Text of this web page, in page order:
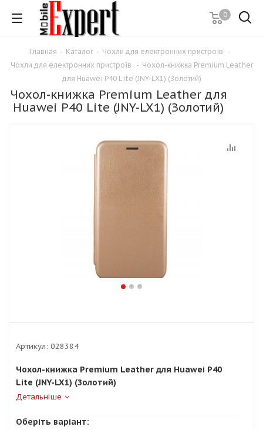
0
Главная - Каталог - Чохли для електронних пристроїв
-
Чохли для електронних пристроїв
- Чохол-книжка Premium Leather
для Huawei P40 Lite (JNY-LX1) (Золотий)
Чохол-книжка Premium Leather для
Huawei P40 Lite (JNY-LX1) (Золотий)
Артикул: 028384
Чохол-книжка Premium Leather для Huawei P40
Lite (JNY-LX1) (Золотий)
Детальніше
Оберіть варіант: